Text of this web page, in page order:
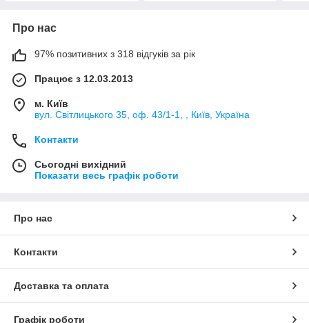
Про нас
97% позитивних з 318 відгуків за рік
Працює з 12.03.2013
м. Київ
вул. Світлицького 35, оф. 43/1-1, , Київ, Україна
Контакти
Сьогодні вихідний
Показати весь графік роботи
Про нас
Контакти
Доставка та оплата
Графік роботи